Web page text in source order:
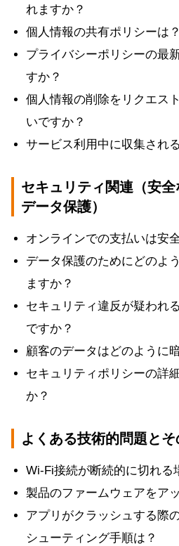
れますか？
個人情報の共有ポリシーは？
プライバシーポリシーの最
すか？
個人情報の削除をリクエス
いですか？
サービス利用中に収集され
セキュリティ関連（安全
データ保護）
オンラインでの支払いは安
データ保護のためにどのよ
ますか？
セキュリティ違反が疑われ
ですか？
顧客のデータはどのように
セキュリティポリシーの詳
か？
よくある技術的問題と
Wi-Fi接続が断続的に切れる
製品のファームウェアをア
アプリがクラッシュする際
シューティング手順は？